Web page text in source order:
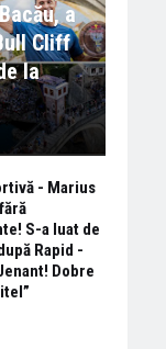
a
Cliff
la
- Marius
S-a luat de
Rapid -
Dobre